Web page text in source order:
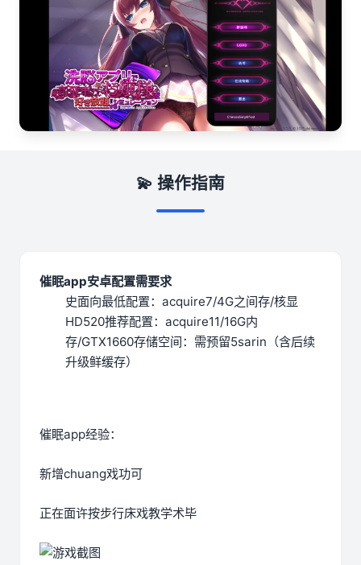
💫 操作指南
催眠app安卓配置需要求
​史面向最低配置​​：acquire7/4G之间存/核显
HD520​推荐配置​​：acquire11/16G内
存/GTX1660​存储空间​​：需预留5sarin（含后续
升级鲜缓存）
催眠app经验：
新增chuang戏功可
正在面许按步行床戏教学术毕